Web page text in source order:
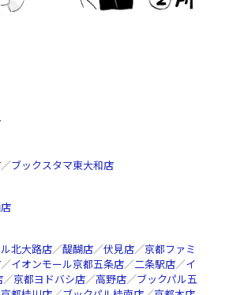
／ブックスタマ東大和店
北大路店／醍醐店／伏見店／京都ファミ
／イオンモール京都五条店／二条駅店／イ
／京都ヨドバシ店／高野店／ブックパル五